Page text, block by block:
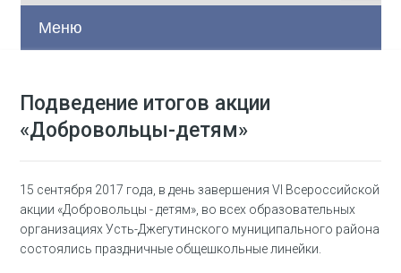
Меню
Подведение итогов акции
«Добровольцы-детям»
15 сентября 2017 года, в день завершения VI Всероссийской
акции «Добровольцы - детям», во всех образовательных
организациях Усть-Джегутинского муниципального района
состоялись праздничные общешкольные линейки.